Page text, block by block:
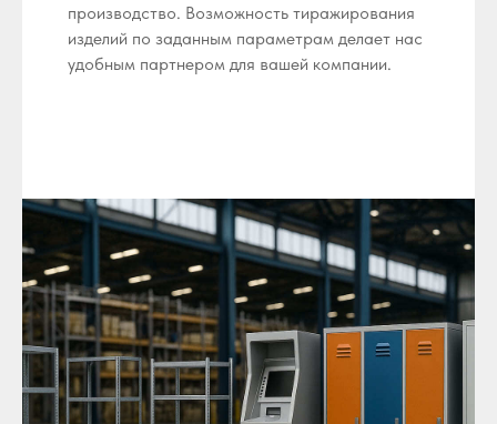
производство. Возможность тиражирования
изделий по заданным параметрам делает нас
удобным партнером для вашей компании.